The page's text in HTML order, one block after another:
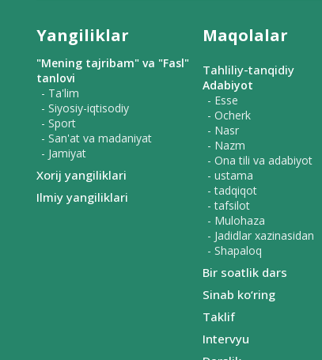
Yangiliklar
"Mening tajribam" va "Fasl"
tanlovi
- Ta'lim
- Siyosiy-iqtisodiy
- Sport
- San'at va madaniyat
- Jamiyat
Xorij yangiliklari
Ilmiy yangiliklari
Maqolalar
Tahliliy-tanqidiy
Adabiyot
- Esse
- Ocherk
- Nasr
- Nazm
- Ona tili va adabiyot
- ustama
- tadqiqot
- tafsilot
- Mulohaza
- Jadidlar xazinasidan
- Shapaloq
Bir soatlik dars
Sinab ko‘ring
Taklif
Intervyu